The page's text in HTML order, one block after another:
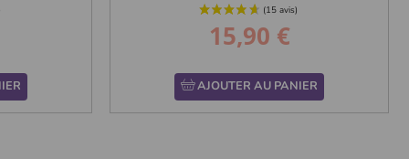
Prix
15,90 €
AJOUTER AU PANIER